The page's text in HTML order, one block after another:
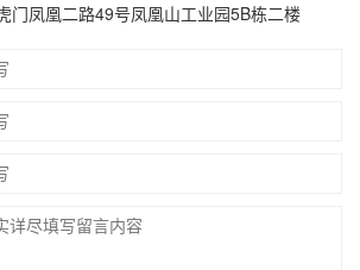
门凤凰二路49号凤凰山工业园5B栋二楼